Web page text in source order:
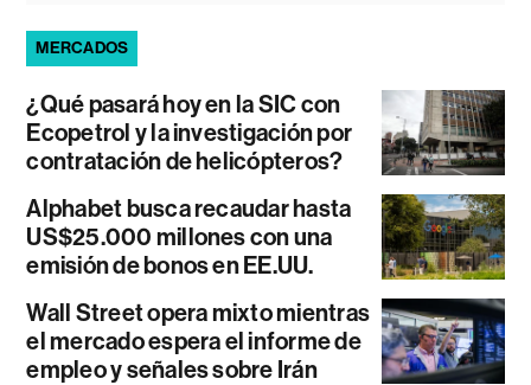
MERCADOS
¿Qué pasará hoy en la SIC con
Ecopetrol y la investigación por
contratación de helicópteros?
Alphabet busca recaudar hasta
US$25.000 millones con una
emisión de bonos en EE.UU.
Wall Street opera mixto mientras
el mercado espera el informe de
empleo y señales sobre Irán